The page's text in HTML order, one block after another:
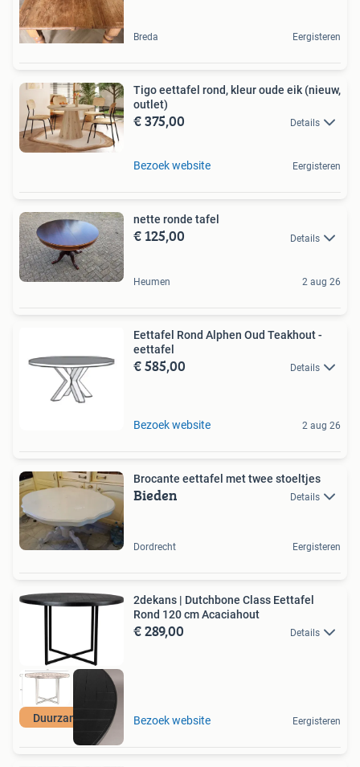
Breda Eergisteren
Tigo eettafel rond, kleur oude eik (nieuw,
outlet)
€ 375,00 Details
Bezoek website Eergisteren
nette ronde tafel
€ 125,00 Details
Heumen 2 aug 26
Eettafel Rond Alphen Oud Teakhout -
eettafel
€ 585,00 Details
Bezoek website 2 aug 26
Brocante eettafel met twee stoeltjes
Bieden Details
Dordrecht Eergisteren
Duurzame Deal
2dekans | Dutchbone Class Eettafel
Rond 120 cm Acaciahout
€ 289,00 Details
Bezoek website Eergisteren